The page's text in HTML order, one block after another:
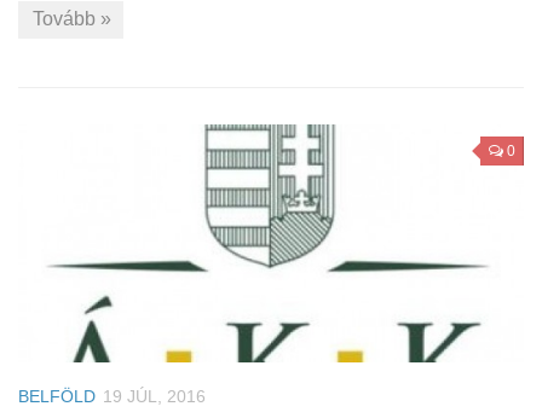
Tovább »
0
BELFÖLD 19 JÚL, 2016